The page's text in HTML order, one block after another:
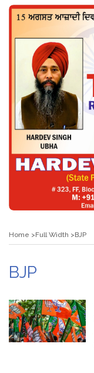
Home Full Width BJP
BJP